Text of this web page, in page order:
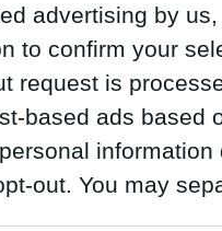
advertising by
to confirm your
request is
based ads based
out. You may